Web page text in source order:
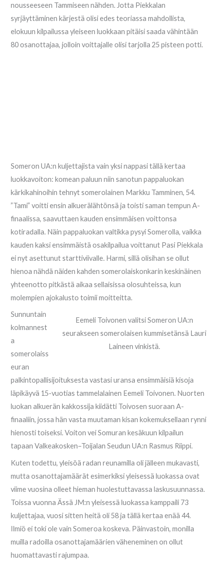
nousseeseen Tammiseen nähden. Jotta Piekkalan
syrjäyttäminen kärjestä olisi edes teoriassa mahdollista,
elokuun kilpailussa yleiseen luokkaan pitäisi saada vähintään
80 osanottajaa, jolloin voittajalle olisi tarjolla 25 pisteen potti.
Someron UA:n kuljettajista vain yksi nappasi tällä kertaa
luokkavoiton: komean paluun niin sanotun pappaluokan
kärkikahinoihin tehnyt somerolainen Markku Tamminen, 54.
”Tami” voitti ensin alkuerälähtönsä ja toisti saman tempun A-
finaalissa, saavuttaen kauden ensimmäisen voittonsa
kotiradalla. Näin pappaluokan valtikka pysyi Somerolla, vaikka
kauden kaksi ensimmäistä osakilpailua voittanut Pasi Piekkala
ei nyt asettunut starttiviivalle. Harmi, sillä olisihan se ollut
hienoa nähdä näiden kahden somerolaiskonkarin keskinäinen
yhteenotto pitkästä aikaa sellaisissa olosuhteissa, kun
molempien ajokalusto toimii moitteitta.
Eemeli Toivonen valitsi Someron UA:n
seurakseen somerolaisen kummisetänsä Lauri
Laineen vinkistä.
Sunnuntain
kolmannest
a
somerolaiss
euran
palkintopallisijoituksesta vastasi uransa ensimmäisiä kisoja
läpikäyvä 15-vuotias tammelalainen Eemeli Toivonen. Nuorten
luokan alkuerän kakkossija kiidätti Toivosen suoraan A-
finaaliin, jossa hän vasta muutaman kisan kokemuksellaan rynni
hienosti toiseksi. Voiton vei Somuran kesäkuun kilpailun
tapaan Valkeakosken–Toijalan Seudun UA:n Rasmus Riippi.
Kuten todettu, yleisöä radan reunamilla oli jälleen mukavasti,
mutta osanottajamäärät esimerkiksi yleisessä luokassa ovat
viime vuosina olleet hieman huolestuttavassa laskusuunnassa.
Toissa vuonna Ässä JM:n yleisessä luokassa kamppaili 73
kuljettajaa, vuosi sitten heitä oli 58 ja tällä kertaa enää 44.
Ilmiö ei toki ole vain Someroa koskeva. Päinvastoin, monilla
muilla radoilla osanottajamäärien väheneminen on ollut
huomattavasti rajumpaa.